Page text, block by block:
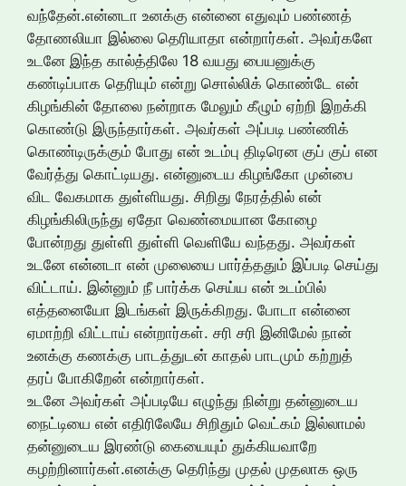
வந்தேன்.என்னடா உனக்கு என்னை எதுவும் பண்ணத்
தோணலியா இல்லை தெரியாதா என்றார்கள். அவர்களே
உடனே இந்த கால்த்திலே 18 வயது பையனுக்கு
கண்டிப்பாக தெரியும் என்று சொல்லிக் கொண்டே என்
கிழங்கின் தோலை நன்றாக மேலும் கீழும் ஏற்றி இறக்கி
கொண்டு இருந்தார்கள். அவர்கள் அப்படி பண்ணிக்
கொண்டிருக்கும் போது என் உடம்பு திடிரென குப் குப் என
வேர்த்து கொட்டியது. என்னுடைய கிழங்கோ முன்பை
விட வேகமாக துள்ளியது. சிறிது நேரத்தில் என்
கிழங்கிலிருந்து ஏதோ வெண்மையான கோழை
போன்றது துள்ளி துள்ளி வெளியே வந்தது. அவர்கள்
உடனே என்னடா என் முலையை பார்த்ததும் இப்படி செய்து
விட்டாய். இன்னும் நீ பார்க்க செய்ய என் உடம்பில்
எத்தனையோ இடங்கள் இருக்கிறது. போடா என்னை
ஏமாற்றி விட்டாய் என்றார்கள். சரி சரி இனிமேல் நான்
உனக்கு கணக்கு பாடத்துடன் காதல் பாடமும் கற்றுத்
தரப் போகிறேன் என்றார்கள்.
உடனே அவர்கள் அப்படியே எழுந்து நின்று தன்னுடைய
நைட்டியை என் எதிரிலேயே சிறிதும் வெட்கம் இல்லாமல்
தன்னுடைய இரண்டு கையையும் துக்கியவாறே
கழற்றினார்கள்.எனக்கு தெரிந்து முதல் முதலாக ஒரு